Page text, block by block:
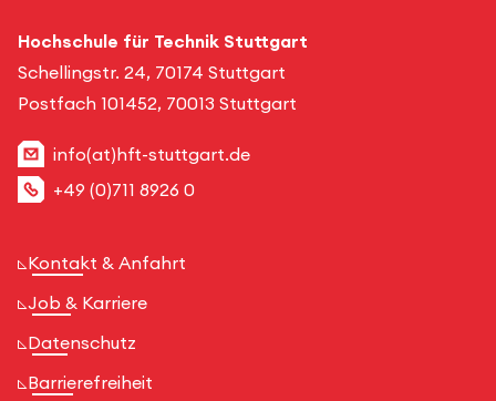
Hochschule für Technik Stuttgart
Schellingstr. 24, 70174 Stuttgart
Postfach 101452, 70013 Stuttgart
info(at)hft-stuttgart.de
+49 (0)711 8926 0
Kontakt & Anfahrt
Job & Karriere
Datenschutz
Barrierefreiheit